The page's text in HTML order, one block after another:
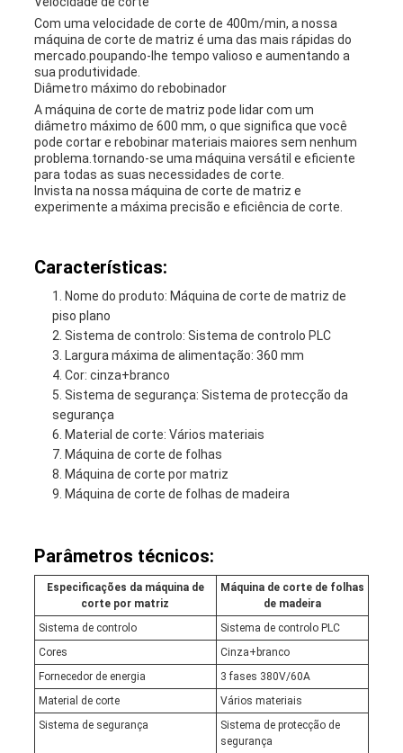
Com uma velocidade de corte de 400m/min, a nossa
máquina de corte de matriz é uma das mais rápidas do
mercado.poupando-lhe tempo valioso e aumentando a
sua produtividade.
Diâmetro máximo do rebobinador
A máquina de corte de matriz pode lidar com um
diâmetro máximo de 600 mm, o que significa que você
pode cortar e rebobinar materiais maiores sem nenhum
problema.tornando-se uma máquina versátil e eficiente
para todas as suas necessidades de corte.
Invista na nossa máquina de corte de matriz e
experimente a máxima precisão e eficiência de corte.
Características:
Nome do produto: Máquina de corte de matriz de
piso plano
Sistema de controlo: Sistema de controlo PLC
Largura máxima de alimentação: 360 mm
Cor: cinza+branco
Sistema de segurança: Sistema de protecção da
segurança
Material de corte: Vários materiais
Máquina de corte de folhas
Máquina de corte por matriz
Máquina de corte de folhas de madeira
Parâmetros técnicos:
Especificações da máquina de
corte por matriz
Máquina de corte de folhas
de madeira
Sistema de controlo
Sistema de controlo PLC
Cores
Cinza+branco
Fornecedor de energia
3 fases 380V/60A
Material de corte
Vários materiais
Sistema de segurança
Sistema de protecção de
segurança